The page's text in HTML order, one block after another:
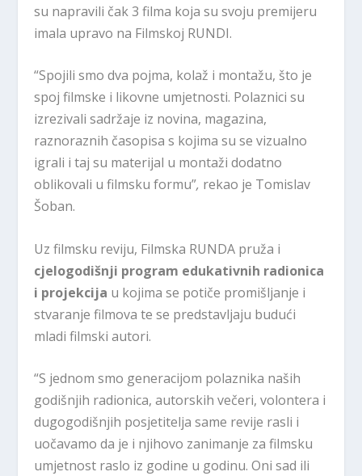
su napravili čak 3 filma koja su svoju premijeru
imala upravo na Filmskoj RUNDI.
“Spojili smo dva pojma, kolaž i montažu, što je
spoj filmske i likovne umjetnosti. Polaznici su
izrezivali sadržaje iz novina, magazina,
raznoraznih časopisa s kojima su se vizualno
igrali i taj su materijal u montaži dodatno
oblikovali u filmsku formu”, rekao je Tomislav
Šoban.
Uz filmsku reviju, Filmska RUNDA pruža i
cjelogodišnji program edukativnih radionica
i projekcija u kojima se potiče promišljanje i
stvaranje filmova te se predstavljaju budući
mladi filmski autori.
“S jednom smo generacijom polaznika naših
godišnjih radionica, autorskih večeri, volontera i
dugogodišnjih posjetitelja same revije rasli i
uočavamo da je i njihovo zanimanje za filmsku
umjetnost raslo iz godine u godinu. Oni sad ili